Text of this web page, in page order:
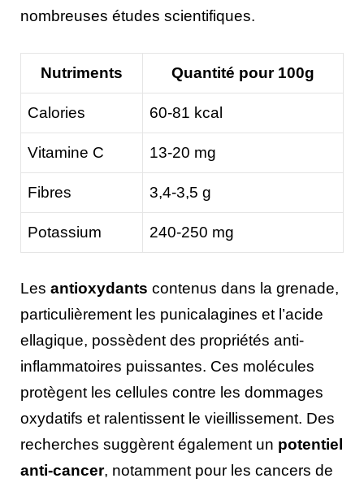
nombreuses études scientifiques.
Nutriments Quantité pour 100g
Calories 60-81 kcal
Vitamine C 13-20 mg
Fibres 3,4-3,5 g
Potassium 240-250 mg
Les antioxydants contenus dans la grenade,
particulièrement les punicalagines et l’acide
ellagique, possèdent des propriétés anti-
inflammatoires puissantes. Ces molécules
protègent les cellules contre les dommages
oxydatifs et ralentissent le vieillissement. Des
recherches suggèrent également un potentiel
anti-cancer, notamment pour les cancers de